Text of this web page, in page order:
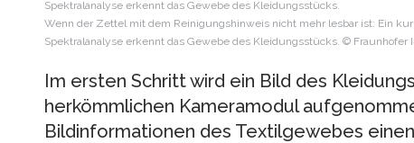
Wenn der Zettel mit dem Reinigungshinweis nicht mehr lesbar ist: Ein
Spektralanalyse erkennt das Gewebe des Kleidungsstücks. © Fraunhofer
Im ersten Schritt wird ein Bild des
herkömmlichen Kameramodul
Bildinformationen des Textilgewebes